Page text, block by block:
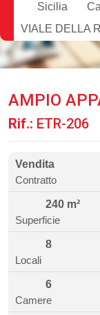
Sicilia
VIALE DELLA
AMPIO
Rif.: ETR-206
Vendita
Contratto
240 m²
Superficie
8
Locali
6
Camere